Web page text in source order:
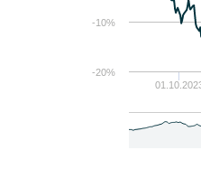
-20%
-10%